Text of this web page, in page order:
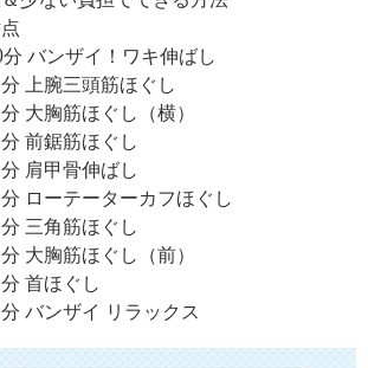
分 バンザイ！ワキ伸ばし
上腕三頭筋ほぐし
大胸筋ほぐし（横）
前鋸筋ほぐし
肩甲骨伸ばし
ローテーターカフほぐし
三角筋ほぐし
大胸筋ほぐし（前）
首ほぐし
バンザイ リラックス